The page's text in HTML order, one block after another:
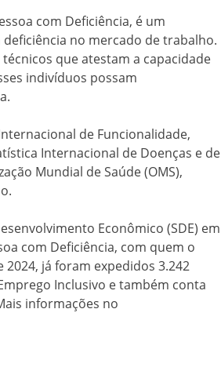
com Deficiência, é um
no mercado de trabalho.
que atestam a capacidade
indivíduos possam
de Funcionalidade,
Internacional de Doenças e de
Mundial de Saúde (OMS),
Econômico (SDE) em
com Deficiência, com quem o
já foram expedidos 3.242
Inclusivo e também conta
informações no